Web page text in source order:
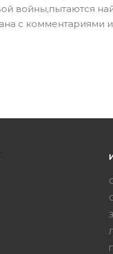
войны,пытаются
с комментариями